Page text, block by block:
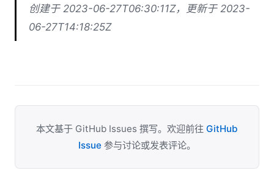
创建于 2023-06-27T06:30:11Z，更新于 2023-
06-27T14:18:25Z
本文基于 GitHub Issues 撰写。欢迎前往 GitHub
Issue 参与讨论或发表评论。